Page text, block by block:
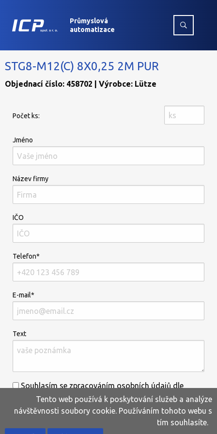
Průmyslová
automatizace
STG8-M12(C) 8X0,25 2M PUR
Objednací číslo: 458702 | Výrobce: Lütze
Počet ks:
Jméno
Název firmy
IČO
Telefon*
E-mail*
Text
Souhlasím se zpracováním osobních údajů dle
informací uvedenýchzde.*
Tento web používá k poskytování služeb a analýze
návštěvnosti soubory cookie. Používáním tohoto webu s
tím souhlasíte.